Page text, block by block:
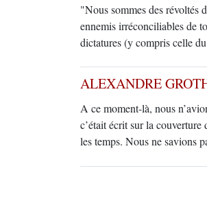
"Nous sommes des révoltés
ennemis irréconciliables de
dictatures (y compris celle
ALEXANDRE
A ce moment-là, nous
c’était écrit sur la couverture
les temps. Nous ne savions